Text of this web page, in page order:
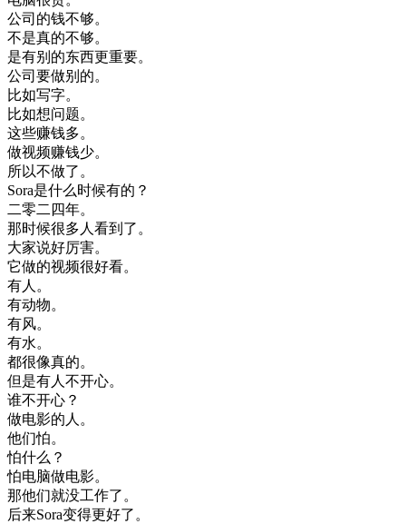
公司 的钱不够。
不是真的不够。
是有别的东西更重要。
公司 要做别的。
比如写字。
比如想问题。
这些赚钱多。
做视频赚钱少。
所以不做了。
Sora是什么时候有的 ？
二零二四年。
那时候很多人看到 了。
大家说好厉害。
它做的视频很好看。
有人。
有动物。
有风。
有水。
都很像真的。
但是有人不开心。
谁不开心 ？
做电影的人。
他们怕。
怕什么 ？
怕电脑做电影。
那他们就没工作了。
后来Sora变得更好了。